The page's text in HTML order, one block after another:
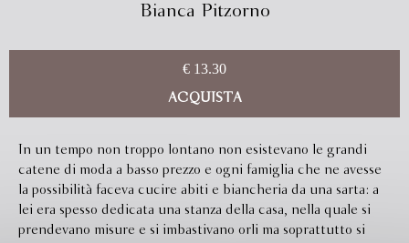
Bianca Pitzorno
€ 13.30
ACQUISTA
In un tempo non troppo lontano non esistevano le grandi
catene di moda a basso prezzo e ogni famiglia che ne avesse
la possibilità faceva cucire abiti e biancheria da una sarta: a
lei era spesso dedicata una stanza della casa, nella quale si
prendevano misure e si imbastivano orli ma soprattutto si